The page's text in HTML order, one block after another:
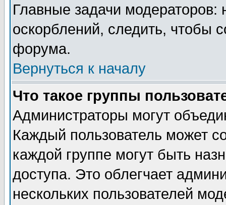
Главные задачи
оскорблений, следить, чтобы
форума.
Вернуться к началу
Что такое группы
Администраторы могут
Каждый пользователь может
каждой группе могут быть
доступа. Это облегчает
нескольких пользователей